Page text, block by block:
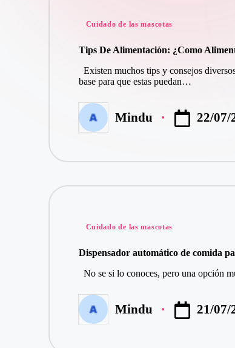
Publicado
Cuidado de las mascotas
Tips De Alimentación: ¿Como
Existen muchos tips y consejos
base para que estas puedan…
PublicadoMindu 22/07/
Publicado
Cuidado de las mascotas
Dispensador automático de comida
No se si lo conoces, pero una opción
Publicado
por
Mindu 21/07/